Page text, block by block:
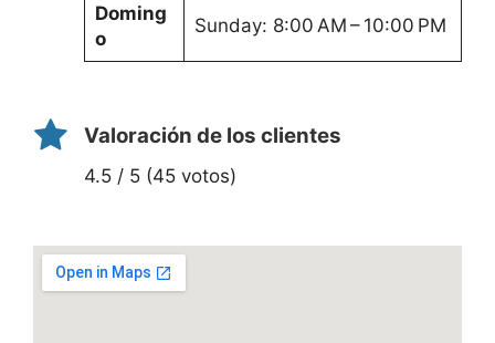
Doming
o
Sunday: 8:00 AM – 10:00 PM
Valoración de los clientes
4.5 / 5 (45 votos)